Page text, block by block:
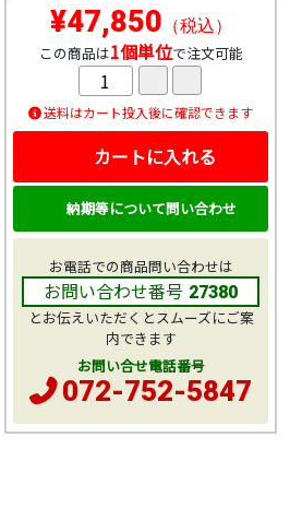
¥47,850 （税込）
この商品は1個単位で注文可能
送料はカート投入後に確認できます
カートに入れる
納期等について問い合わせ
お電話での商品問い合わせは
お問い合わせ番号 27380
とお伝えいただくとスムーズにご案
内できます
お問い合せ電話番号
072-752-5847